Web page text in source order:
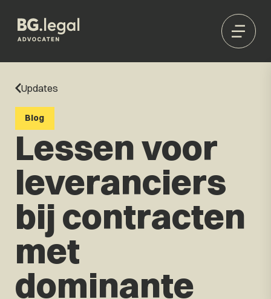
Updates
Blog
Lessen voor
leveranciers
bij contracten
met
dominante